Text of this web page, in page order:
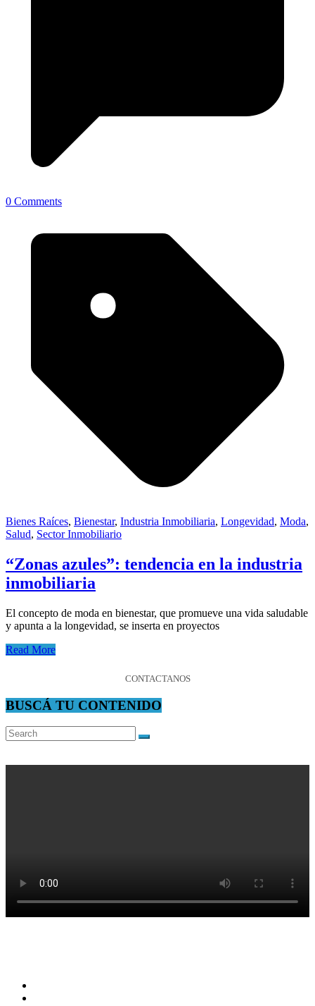
0 Comments
Bienes Raíces, Bienestar, Industria Inmobiliaria, Longevidad, Moda,
Salud, Sector Inmobiliario
“Zonas azules”: tendencia en la industria
inmobiliaria
El concepto de moda en bienestar, que promueve una vida saludable
y apunta a la longevidad, se inserta en proyectos
Read More
CONTACTANOS
BUSCÁ TU CONTENIDO